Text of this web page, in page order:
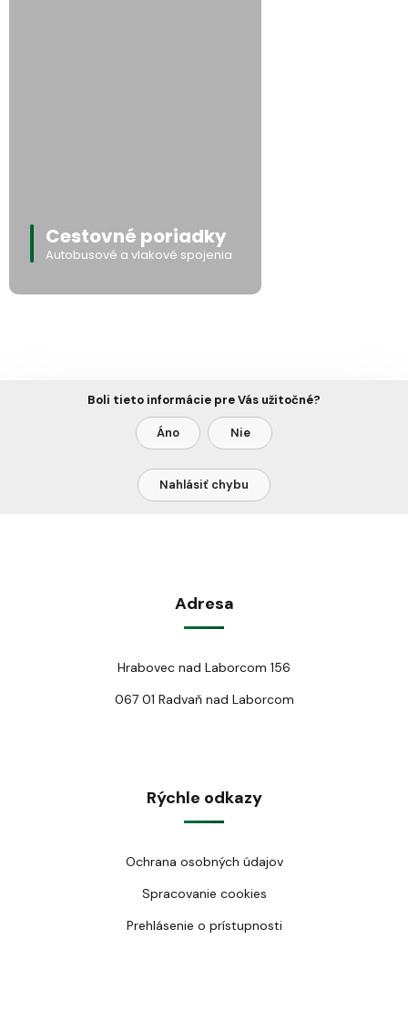
Cestovné poriadky
Autobusové a vlakové spojenia
Boli tieto informácie pre Vás užitočné?
Áno Nie
Nahlásiť chybu
Adresa
Hrabovec nad Laborcom 156
067 01 Radvaň nad Laborcom
Rýchle odkazy
Ochrana osobných údajov
Spracovanie cookies
Prehlásenie o prístupnosti